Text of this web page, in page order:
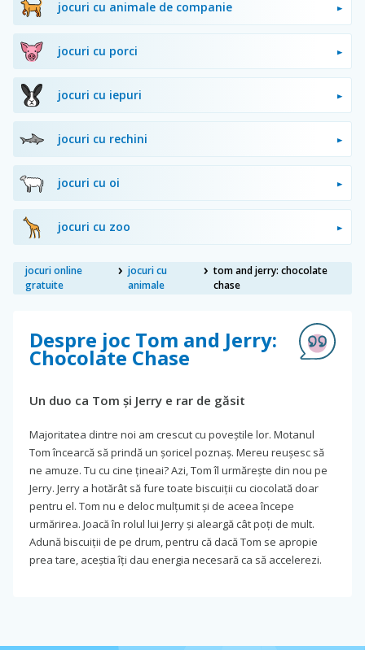
jocuri cu animale de companie
jocuri cu porci
jocuri cu iepuri
jocuri cu rechini
jocuri cu oi
jocuri cu zoo
jocuri online
gratuite
jocuri cu
animale
tom and jerry: chocolate
chase
Despre joc Tom and Jerry:
Chocolate Chase
Un duo ca Tom și Jerry e rar de găsit
Majoritatea dintre noi am crescut cu poveștile lor. Motanul
Tom încearcă să prindă un șoricel poznaș. Mereu reușesc să
ne amuze. Tu cu cine țineai? Azi, Tom îl urmărește din nou pe
Jerry. Jerry a hotărât să fure toate biscuiții cu ciocolată doar
pentru el. Tom nu e deloc mulțumit și de aceea începe
urmărirea. Joacă în rolul lui Jerry și aleargă cât poți de mult.
Adună biscuiții de pe drum, pentru că dacă Tom se apropie
prea tare, aceștia îți dau energia necesară ca să accelerezi.